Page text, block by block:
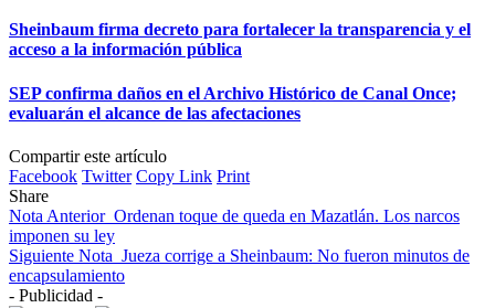
Sheinbaum firma decreto para fortalecer la transparencia y el
acceso a la información pública
SEP confirma daños en el Archivo Histórico de Canal Once;
evaluarán el alcance de las afectaciones
Compartir este artículo
Facebook Twitter Copy Link Print
Share
Nota Anterior Ordenan toque de queda en Mazatlán. Los narcos
imponen su ley
Siguiente Nota Jueza corrige a Sheinbaum: No fueron minutos de
encapsulamiento
- Publicidad -